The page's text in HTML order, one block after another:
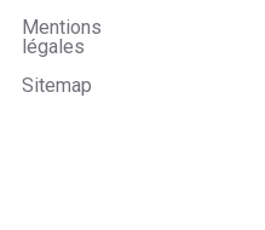
Mentions
légales
Sitemap